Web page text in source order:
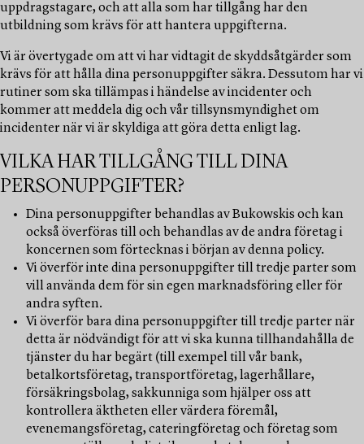
uppdragstagare, och att alla som har tillgång har den
utbildning som krävs för att hantera uppgifterna.
Vi är övertygade om att vi har vidtagit de skyddsåtgärder som
krävs för att hålla dina personuppgifter säkra. Dessutom har vi
rutiner som ska tillämpas i händelse av incidenter och
kommer att meddela dig och vår tillsynsmyndighet om
incidenter när vi är skyldiga att göra detta enligt lag.
VILKA HAR TILLGÅNG TILL DINA
PERSONUPPGIFTER?
Dina personuppgifter behandlas av Bukowskis och kan
också överföras till och behandlas av de andra företag i
koncernen som förtecknas i början av denna policy.
Vi överför inte dina personuppgifter till tredje parter som
vill använda dem för sin egen marknadsföring eller för
andra syften.
Vi överför bara dina personuppgifter till tredje parter när
detta är nödvändigt för att vi ska kunna tillhandahålla de
tjänster du har begärt (till exempel till vår bank,
betalkortsföretag, transportföretag, lagerhållare,
försäkringsbolag, sakkunniga som hjälper oss att
kontrollera äktheten eller värdera föremål,
evenemangsföretag, cateringföretag och företag som